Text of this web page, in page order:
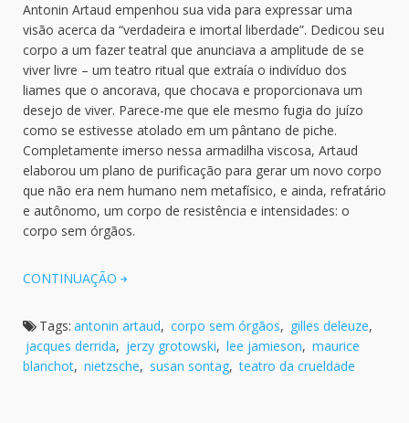
Antonin Artaud empenhou sua vida para expressar uma
visão acerca da “verdadeira e imortal liberdade”. Dedicou seu
corpo a um fazer teatral que anunciava a amplitude de se
viver livre – um teatro ritual que extraía o indivíduo dos
liames que o ancorava, que chocava e proporcionava um
desejo de viver. Parece-me que ele mesmo fugia do juízo
como se estivesse atolado em um pântano de piche.
Completamente imerso nessa armadilha viscosa, Artaud
elaborou um plano de purificação para gerar um novo corpo
que não era nem humano nem metafísico, e ainda, refratário
e autônomo, um corpo de resistência e intensidades: o
corpo sem órgãos.
CONTINUAÇÃO
Tags: antonin artaud, corpo sem órgãos, gilles deleuze,
jacques derrida, jerzy grotowski, lee jamieson, maurice
blanchot, nietzsche, susan sontag, teatro da crueldade